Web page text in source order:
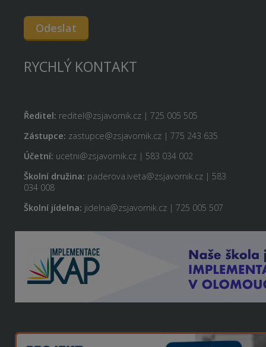
Odeslat
RYCHLÝ KONTAKT
Ředitel: reditel@zsjavornik.cz | 725 005 505
Zástupce: zastupce@zsjavornik.cz | 775 243 635
Účetní: ucetni@zsjavornik.cz | 583 034 002
Školní družina: paderova.iveta@zsjavornik.cz | 583
034 008
Školní jídelna: jidelna@zsjavornik.cz | 725 005 507